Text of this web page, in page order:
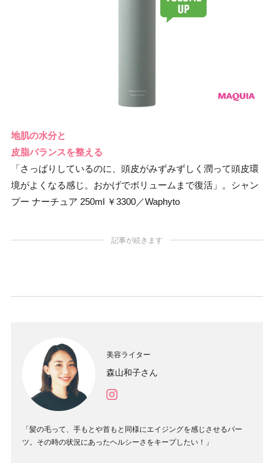
地肌の水分と
皮脂バランスを整える
「さっぱりしているのに、頭皮がみずみずしく潤って頭皮環
境がよくなる感じ。おかげでボリュームまで復活」。シャン
プー ナーチュア 250ml ￥3300／Waphyto
記事が続きます
美容ライター
森山和子さん
「髪の毛って、手もとや首もと同様にエイジングを感じさせるパー
ツ。その時の状況にあったヘルシーさをキープしたい！」